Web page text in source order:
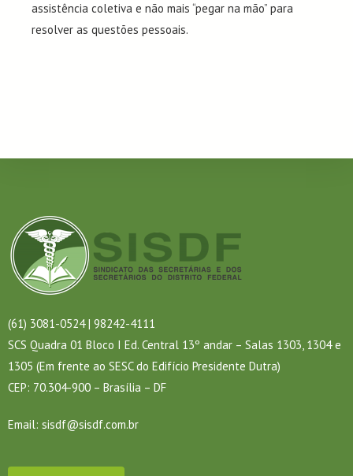
assistência coletiva e não mais “pegar na mão” para
resolver as questões pessoais.
(61) 3081-0524 | 98242-4111
SCS Quadra 01 Bloco I Ed. Central 13º andar – Salas 1303, 1304 e
1305 (Em frente ao SESC do Edifício Presidente Dutra)
CEP: 70.304-900 – Brasília – DF
Email: sisdf@sisdf.com.br